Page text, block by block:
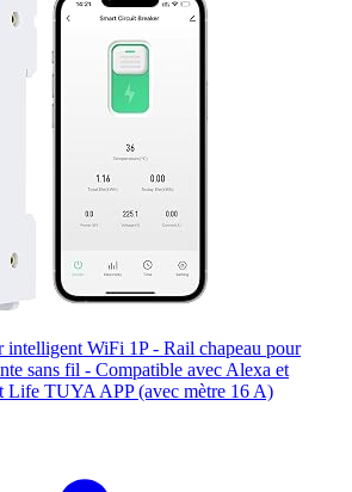
WiFi 1P - Rail chapeau pour
sans fil - Compatible avec Alexa et
Life TUYA APP (avec mètre 16 A)